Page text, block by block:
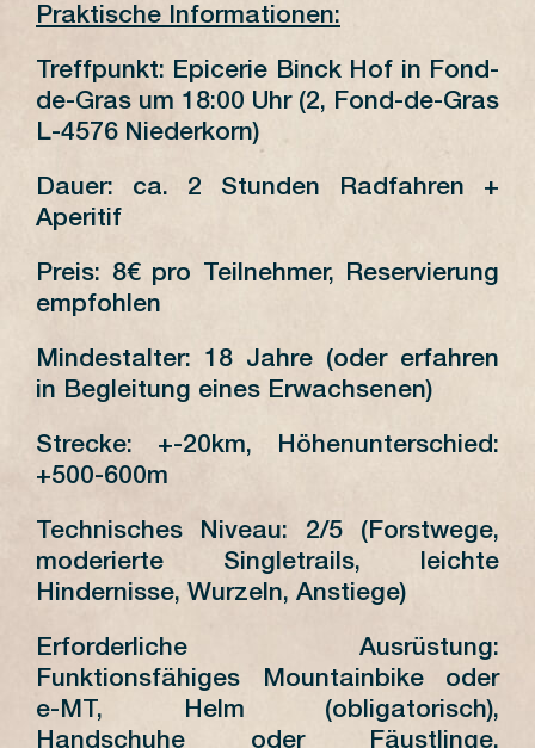
Praktische Informationen:
Treffpunkt: Epicerie Binck Hof in Fond-
de-Gras um 18:00 Uhr (2, Fond-de-Gras
L-4576 Niederkorn)
Dauer: ca. 2 Stunden Radfahren +
Aperitif
Preis: 8€ pro Teilnehmer, Reservierung
empfohlen
Mindestalter: 18 Jahre (oder erfahren
in Begleitung eines Erwachsenen)
Strecke: +-20km, Höhenunterschied:
+500-600m
Technisches Niveau: 2/5 (Forstwege,
moderierte Singletrails, leichte
Hindernisse, Wurzeln, Anstiege)
Erforderliche Ausrüstung:
Funktionsfähiges Mountainbike oder
e-MT, Helm (obligatorisch),